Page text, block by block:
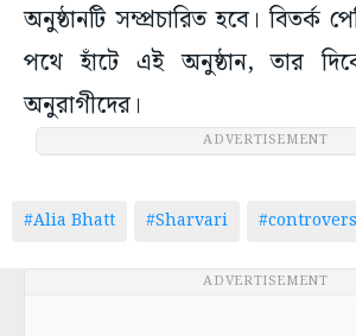
অনুষ্ঠানটি সম্প্রচারিত হবে। বিতর্ক
পথে হাঁটে এই অনুষ্ঠান, তার
অনুরাগীদের।
ADVERTISEMENT
#Alia Bhatt #Sharvari
ADVERTISEMENT